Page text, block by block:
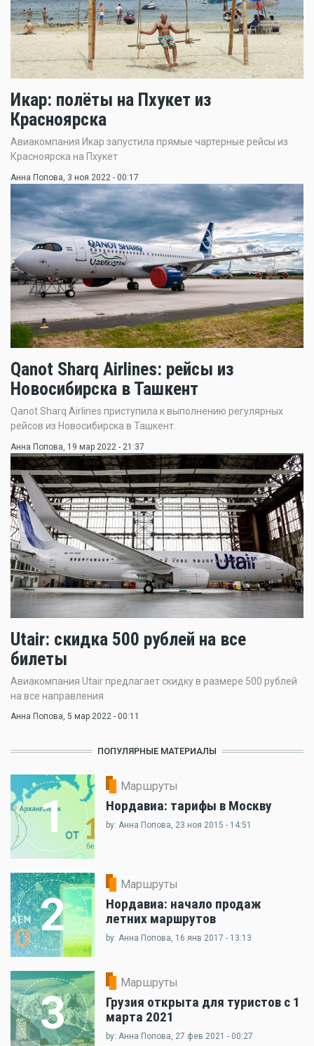
Икар: полёты на Пхукет из
Красноярска
Авиакомпания Икар запустила прямые чартерные рейсы из
Красноярска на Пхукет
Анна Попова , 3 ноя 2022 - 00:17
Qanot Sharq Airlines: рейсы из
Новосибирска в Ташкент
Qanot Sharq Airlines приступила к выполнению регулярных
рейсов из Новосибирска в Ташкент.
Анна Попова, 19 мар 2022 - 21:37
Utair: скидка 500 рублей на все
билеты
Авиакомпания Utair предлагает скидку в размере 500 рублей
на все направления
Анна Попова, 5 мар 2022 - 00:11
ПОПУЛЯРНЫЕ МАТЕРИАЛЫ
1
Маршруты
Нордавиа: тарифы в Москву
by: Анна Попова, 23 ноя 2015 - 14:51
2
Маршруты
Нордавиа: начало продаж
летних маршрутов
by: Анна Попова, 16 янв 2017 - 13:13
3
Маршруты
Грузия открыта для туристов с 1
марта 2021
by: Анна Попова, 27 фев 2021 - 00:27